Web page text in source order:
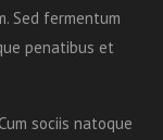
Sed fermentum
penatibus et
sociis natoque